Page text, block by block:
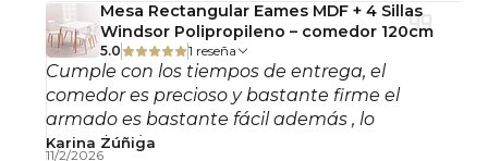
Importante: Este producto se entrega armado
Observaciones
Uso interior y exterior.
No incluye accesorios decorativos.
Mesa Rectangular Eames MDF + 4 Sillas
Windsor Polipropileno – comedor 120cm
5.0 1 reseña
Cumple con los tiempos de entrega, el
comedor es precioso y bastante firme el
armado es bastante fácil además , lo
recomiendo!
Karina Zúñiga
11/2/2026